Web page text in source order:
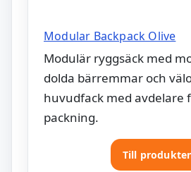
Modular Backpack Olive
Modulär ryggsäck med
dolda bärremmar och
huvudfack med avdelare
packning.
Till